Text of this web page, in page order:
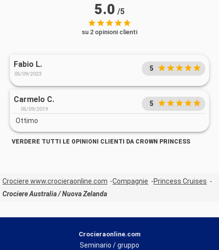
5.0 /5
su 2 opinioni clienti
Fabio L.
05/09/2023
5
Carmelo C.
05/09/2019
5
Ottimo
VERDERE TUTTI LE OPINIONI CLIENTI DA CROWN PRINCESS
Crociere www.crocieraonline.com Compagnie
Princess Cruises
Crociere Australia / Nuova Zelanda
Crocieraonline.com
Seminario / gruppo